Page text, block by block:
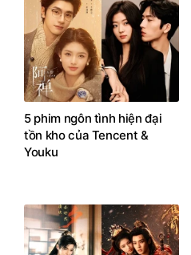
5 phim ngôn tình hiện đại
tồn kho của Tencent &
Youku